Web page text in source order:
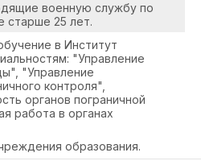
военную службу по
старше 25 лет.
в Институт
"Управление
"Управление
контроля",
органов пограничной
работа в органах
образования.